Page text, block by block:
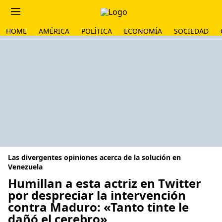
HOME AMÉRICA POLÍTICA ECONOMÍA SOCIEDAD
Las divergentes opiniones acerca de la solución en
Venezuela
Humillan a esta actriz en Twitter
por despreciar la intervención
contra Maduro: «Tanto tinte le